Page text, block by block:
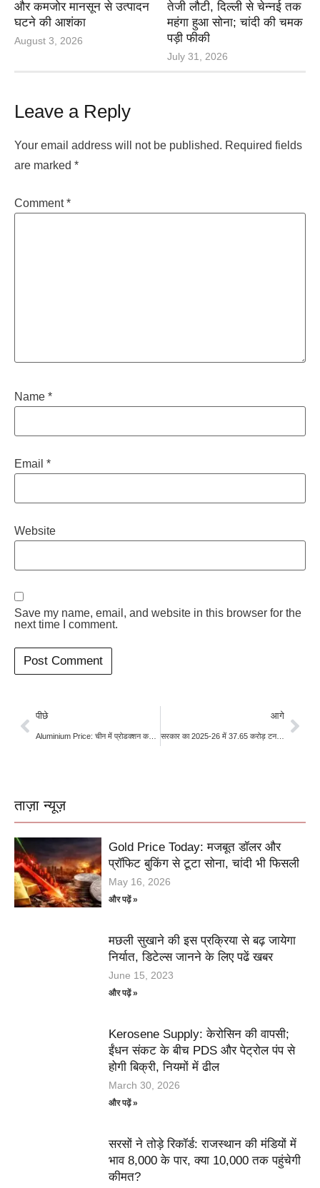
और कमजोर मानसून से उत्पादन
घटने की आशंका
August 3, 2026
तेजी लौटी, दिल्ली से चेन्नई तक
महंगा हुआ सोना; चांदी की चमक
पड़ी फीकी
July 31, 2026
Leave a Reply
Your email address will not be published. Required fields
are marked *
Comment*
Name *
Email *
Website
Save my name, email, and website in this browser for the
next time I comment.
पीछे
Aluminium Price: चीन में प्रोडक्शन कटौती की आशंका से उछला एल्युमिनियम, 4 साल के उच्चतम स्तर पर पहुंची कीमतें
आगे
सरकार का 2025-26 में 37.65 करोड़ टन रिकॉर्ड खाद्यान्न उत्पादन का अनुमान, पिछले वर्ष से 5.3% अधिक
ताज़ा न्यूज़
Gold Price Today: मजबूत डॉलर और
प्रॉफिट बुकिंग से टूटा सोना, चांदी भी फिसली
May 16, 2026
और पढ़ें »
मछली सुखाने की इस प्रक्रिया से बढ़ जायेगा
निर्यात, डिटेल्स जानने के लिए पढें खबर
June 15, 2023
और पढ़ें »
Kerosene Supply: केरोसिन की वापसी;
ईंधन संकट के बीच PDS और पेट्रोल पंप से
होगी बिक्री, नियमों में ढील
March 30, 2026
और पढ़ें »
सरसों ने तोड़े रिकॉर्ड: राजस्थान की मंडियों में
भाव 8,000 के पार, क्या 10,000 तक पहुंचेगी
कीमत?